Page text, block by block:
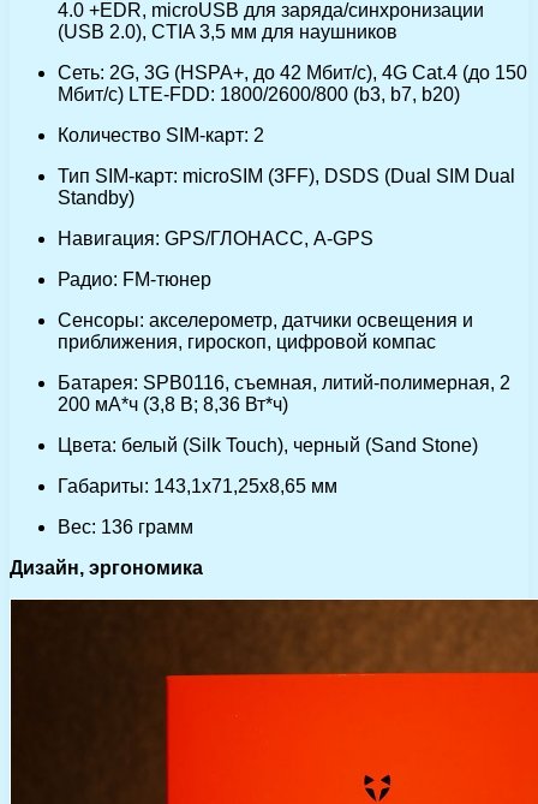
4.0 +EDR, microUSB для заряда/синхронизации
(USB 2.0), CTIA 3,5 мм для наушников
Сеть: 2G, 3G (HSPA+, до 42 Мбит/с), 4G Cat.4 (до 150
Мбит/с) LTE-FDD: 1800/2600/800 (b3, b7, b20)
Количество SIM-карт: 2
Тип SIM-карт: microSIM (3FF), DSDS (Dual SIM Dual
Standby)
Навигация: GPS/ГЛОНАСС, A-GPS
Радио: FM-тюнер
Сенсоры: акселерометр, датчики освещения и
приближения, гироскоп, цифровой компас
Батарея: SPB0116, съемная, литий-полимерная, 2
200 мА*ч (3,8 В; 8,36 Вт*ч)
Цвета: белый (Silk Touch), черный (Sand Stone)
Габариты: 143,1х71,25х8,65 мм
Вес: 136 грамм
Дизайн, эргономика